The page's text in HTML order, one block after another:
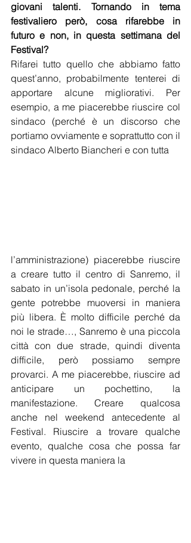
giovani talenti. Tornando in tema
festivaliero però, cosa rifarebbe in
futuro e non, in questa settimana del
Festival?
Rifarei tutto quello che abbiamo fatto
quest’anno, probabilmente tenterei di
apportare alcune migliorativi. Per
esempio, a me piacerebbe riuscire col
sindaco (perché è un discorso che
portiamo ovviamente e soprattutto con il
sindaco Alberto Biancheri e con tutta
l’amministrazione) piacerebbe riuscire
a creare tutto il centro di Sanremo, il
sabato in un’isola pedonale, perché la
gente potrebbe muoversi in maniera
più libera. È molto difficile perché da
noi le strade…, Sanremo è una piccola
città con due strade, quindi diventa
difficile, però possiamo sempre
provarci. A me piacerebbe, riuscire ad
anticipare un pochettino, la
manifestazione. Creare qualcosa
anche nel weekend antecedente al
Festival. Riuscire a trovare qualche
evento, qualche cosa che possa far
vivere in questa maniera la